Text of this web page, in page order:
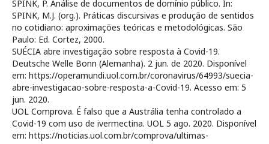
SPINK, P. Análise de documentos de domínio público. In:
SPINK, M.J. (org.). Práticas discursivas e produção de sentidos
no cotidiano: aproximações teóricas e metodológicas. São
Paulo: Ed. Cortez, 2000.
SUÉCIA abre investigação sobre resposta à Covid-19.
Deutsche Welle Bonn (Alemanha). 2 jun. de 2020. Disponível
em: https://operamundi.uol.com.br/coronavirus/64993/suecia-
abre-investigacao-sobre-resposta-a-Covid-19. Acesso em: 5
jun. 2020.
UOL Comprova. É falso que a Austrália tenha controlado a
Covid-19 com uso de ivermectina. UOL 5 ago. 2020. Disponível
em: https://noticias.uol.com.br/comprova/ultimas-